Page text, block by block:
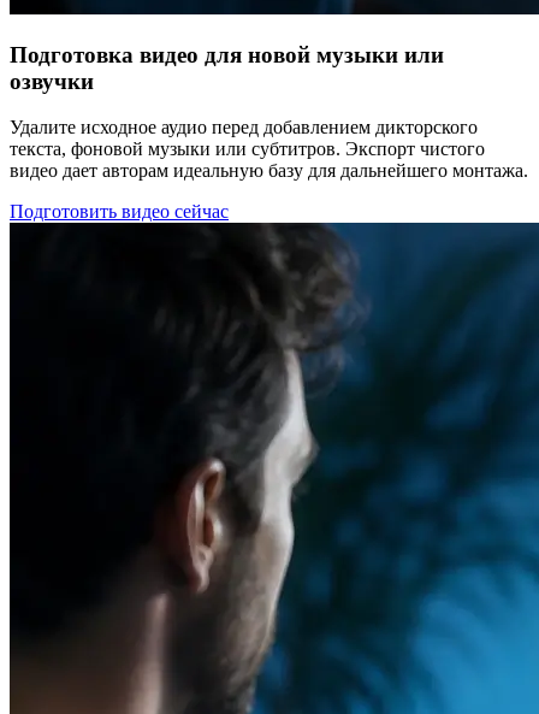
Подготовка видео для новой музыки или
озвучки
Удалите исходное аудио перед добавлением дикторского
текста, фоновой музыки или субтитров. Экспорт чистого
видео дает авторам идеальную базу для дальнейшего монтажа.
Подготовить видео сейчас